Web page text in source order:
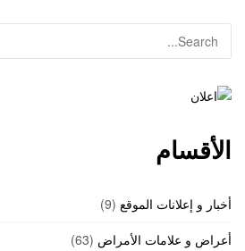
الأقسام
أخبار و إعلانات الموقع (9)
أعراض و علامات الأمراض (63)